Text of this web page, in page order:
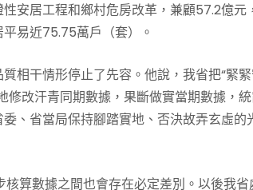
安居工程和鄉村危房改革，兼顧57.2億元
易近75.75萬戶（套）。
相干情形停止了先容。他說，我省把“緊
修改汗青同期數據，果斷做實當期數據，
、省當局保持腳踏實地、否決故弄玄虛的
算數據之間也會存在必定差別。以後我省